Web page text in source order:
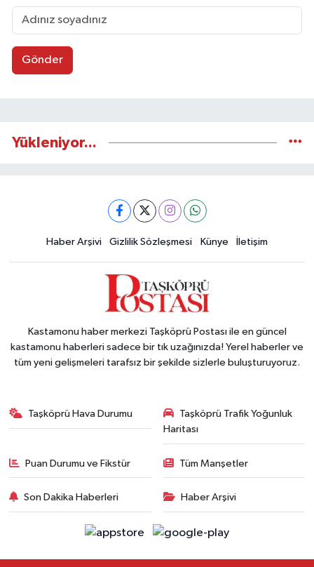
Gönder
Yükleniyor...
Haber Arşivi Gizlilik Sözleşmesi Künye İletişim
Kastamonu haber merkezi Taşköprü Postası ile en güncel
kastamonu haberleri sadece bir tık uzağınızda! Yerel haberler ve
tüm yeni gelişmeleri tarafsız bir şekilde sizlerle buluşturuyoruz.
Taşköprü Hava Durumu
Taşköprü Trafik Yoğunluk
Haritası
Puan Durumu ve Fikstür Tüm Manşetler
Son Dakika Haberleri Haber Arşivi